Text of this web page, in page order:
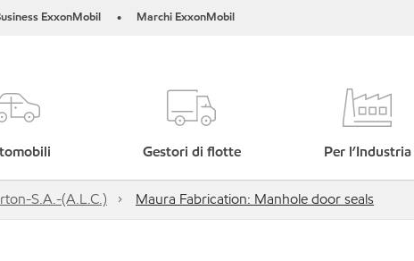
ExxonMobil • Marchi ExxonMobil
Gestori di flotte Per l’Industria
S.A.-(A.L.C.) Maura Fabrication: Manhole door seals